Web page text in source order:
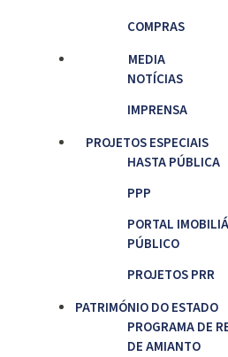
COMPRAS
MEDIA
NOTÍCIAS
IMPRENSA
PROJETOS ESPECIAIS
HASTA PÚBLICA
PPP
PORTAL
PÚBLICO
PROJETOS PRR
PATRIMÓNIO DO ESTADO
PROGRAMA DE
DE AMIANTO